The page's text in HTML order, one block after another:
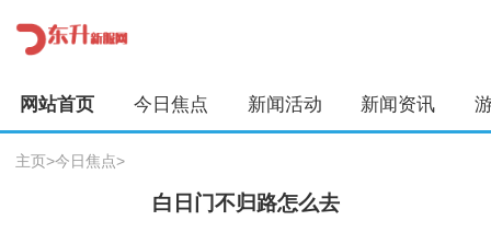
网站首页 今日焦点 新闻活动 新闻资讯
主页>今日焦点>
白日门不归路怎么去